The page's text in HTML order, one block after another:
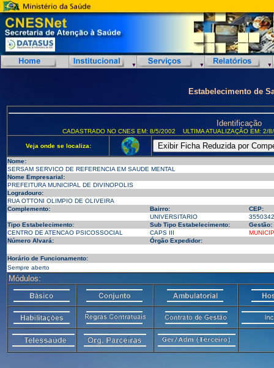
Estabelecimento de
Identificação
CADASTRADO NO CNES EM: 8/5/2002 ULTIMA ATUALIZAÇÃO EM:
Veja onde se localiza:
Nome:
SERSAM SERVICO DE REFERENCIA EM SAUDE MENTAL
Nome Empresarial:
PREFEITURA MUNICIPAL DE DIVINOPOLIS
Logradouro:
RUA OTTONI OLIMPIO DE OLIVEIRA
Complemento:
Bairro:
CEP:
UNIVERSITARIO
Tipo Estabelecimento:
Sub Tipo Estabelecimento:
Gestão:
CENTRO DE ATENCAO PSICOSSOCIAL
CAPS III
Número Alvará:
Órgão Expedidor:
Horário de Funcionamento:
Sempre aberto
Módulos: